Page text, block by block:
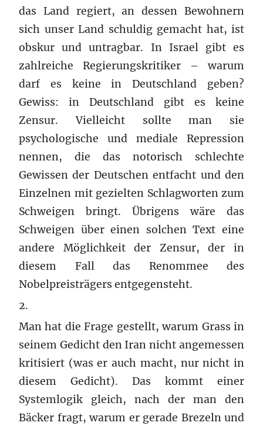
das Land regiert, an dessen Bewohnern
sich unser Land schuldig gemacht hat, ist
obskur und untragbar. In Israel gibt es
zahlreiche Regierungskritiker – warum
darf es keine in Deutschland geben?
Gewiss: in Deutschland gibt es keine
Zensur. Vielleicht sollte man sie
psychologische und mediale Repression
nennen, die das notorisch schlechte
Gewissen der Deutschen entfacht und den
Einzelnen mit gezielten Schlagworten zum
Schweigen bringt. Übrigens wäre das
Schweigen über einen solchen Text eine
andere Möglichkeit der Zensur, der in
diesem Fall das Renommee des
Nobelpreisträgers entgegensteht.
2.
Man hat die Frage gestellt, warum Grass in
seinem Gedicht den Iran nicht angemessen
kritisiert (was er auch macht, nur nicht in
diesem Gedicht). Das kommt einer
Systemlogik gleich, nach der man den
Bäcker fragt, warum er gerade Brezeln und